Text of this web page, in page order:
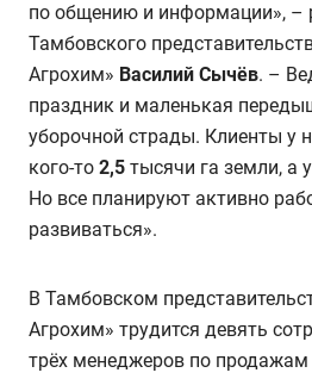
по общению и информации», –
Тамбовского
Агрохим» Василий Сычёв. –
праздник и маленькая
уборочной страды. Клиенты у
кого-то 2,5 тысячи га земли, а
Но все планируют активно
развиваться».
В Тамбовском
Агрохим» трудится девять
трёх менеджеров по продажам